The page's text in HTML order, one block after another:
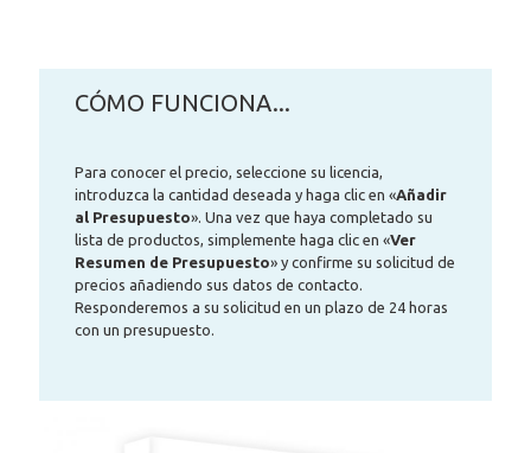
CÓMO FUNCIONA...
Para conocer el precio, seleccione su licencia,
introduzca la cantidad deseada y haga clic en «Añadir
al Presupuesto». Una vez que haya completado su
lista de productos, simplemente haga clic en «Ver
Resumen de Presupuesto» y confirme su solicitud de
precios añadiendo sus datos de contacto.
Responderemos a su solicitud en un plazo de 24 horas
con un presupuesto.